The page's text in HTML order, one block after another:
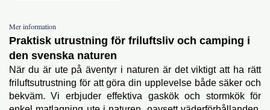
Mer information
Praktisk utrustning för friluftsliv och camping i
den svenska naturen
När du är ute på äventyr i naturen är det viktigt att ha rätt
friluftsutrustning för att göra din upplevelse både säker och
bekväm. Vi erbjuder effektiva gaskök och stormkök för